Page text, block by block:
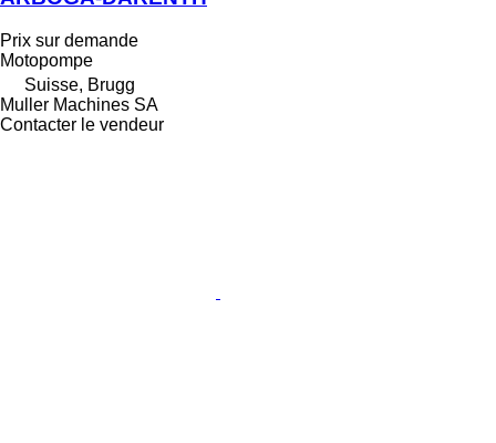
Prix sur demande
Motopompe
Suisse, Brugg
Muller Machines SA
Contacter le vendeur